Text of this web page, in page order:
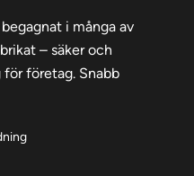
i många av
– säker och
företag. Snabb